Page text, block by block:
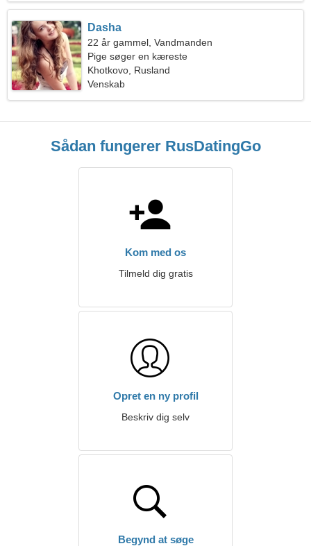
Dasha
22 år gammel, Vandmanden
Pige søger en kæreste
Khotkovo, Rusland
Venskab
Sådan fungerer RusDatingGo
Kom med os
Tilmeld dig gratis
Opret en ny profil
Beskriv dig selv
Begynd at søge